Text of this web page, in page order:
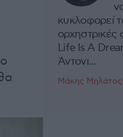
κυκλοφορεί
ορχηστρικές
Life Is A
Άντονι...
Μάκης Μηλάτος